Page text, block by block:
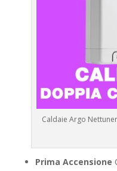
Caldaie Argo
Prima Accensione